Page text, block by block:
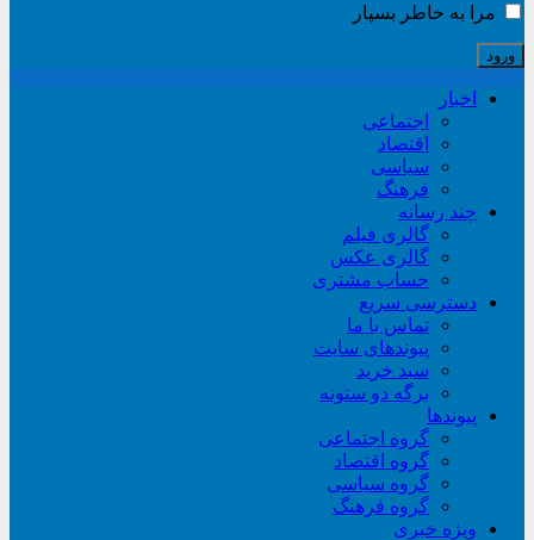
مرا به خاطر بسپار
اخبار
اجتماعی
اقتصاد
سیاسی
فرهنگ
چند رسانه
گالری فیلم
گالری عکس
حساب مشتری
دسترسی سریع
تماس با ما
پیوندهای سایت
سبد خريد
برگه دو ستونه
پیوندها
گروه اجتماعی
گروه اقتصاد
گروه سیاسی
گروه فرهنگ
ویژه خبری